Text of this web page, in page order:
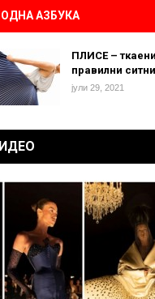
АЗБУКА
ПЛИСЕ –
правилни
јули 29, 2021